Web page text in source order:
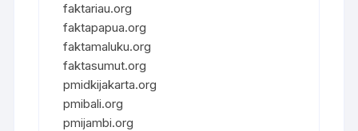
faktariau.org
faktapapua.org
faktamaluku.org
faktasumut.org
pmidkijakarta.org
pmibali.org
pmijambi.org